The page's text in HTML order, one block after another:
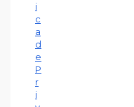
i
c
a
d
e
P
r
i